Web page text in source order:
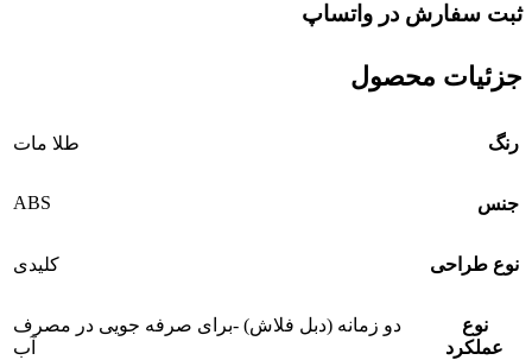
ثبت سفارش در واتساپ
جزئیات محصول
رنگ طلا مات
جنس ABS
نوع طراحی کلیدی
نوع
عملکرد
دو زمانه (دبل فلاش) -برای صرفه جویی در مصرف
آب